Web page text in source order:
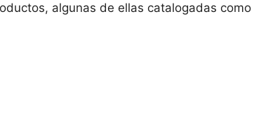
algunas de ellas catalogadas como